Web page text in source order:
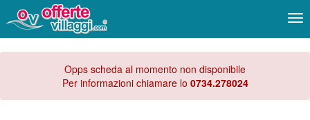
Opps scheda al momento non disponibile
Per informazioni chiamare lo 0734.278024